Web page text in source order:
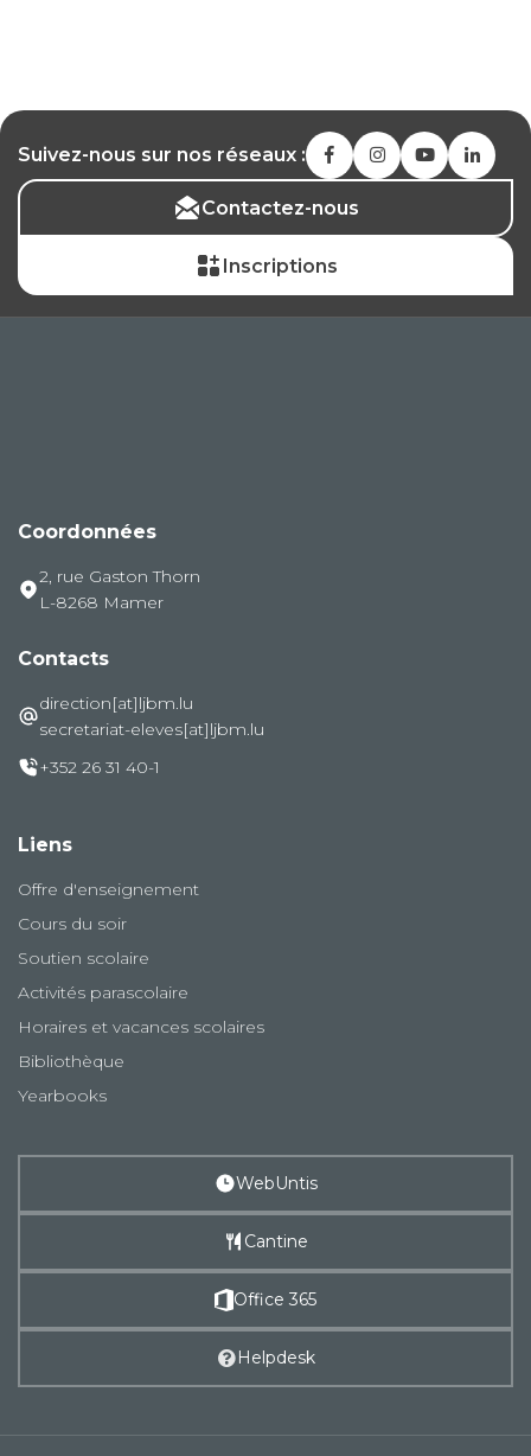
Suivez-nous sur nos réseaux :
Contactez-nous
Inscriptions
Coordonnées
2, rue Gaston Thorn
L-8268 Mamer
Contacts
direction[at]ljbm.lu
secretariat-eleves[at]ljbm.lu
+352 26 31 40-1
Liens
Offre d'enseignement
Cours du soir
Soutien scolaire
Activités parascolaire
Horaires et vacances scolaires
Bibliothèque
Yearbooks
WebUntis
Cantine
Office 365
Helpdesk